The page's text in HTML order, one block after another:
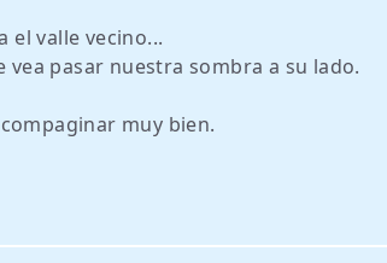
el valle vecino...
pasar nuestra sombra a su lado.
muy bien.